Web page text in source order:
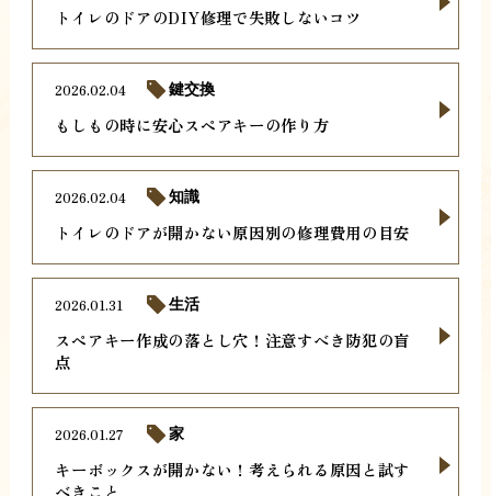
トイレのドアのDIY修理で失敗しないコツ
もしもの時に安心スペアキーの作り方
2026.02.04 鍵交換
トイレのドアが開かない原因別の修理費用の目安
2026.02.04 知識
スペアキー作成の落とし穴！注意すべき防犯の盲
点
2026.01.31 生活
キーボックスが開かない！考えられる原因と試す
べきこと
2026.01.27 家